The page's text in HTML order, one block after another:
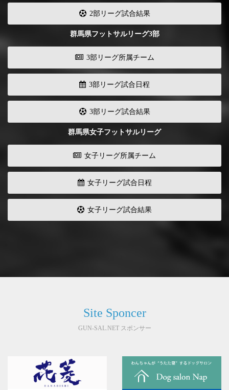
2部リーグ試合結果
群馬県フットサルリーグ3部
3部リーグ所属チーム
3部リーグ試合日程
3部リーグ試合結果
群馬県女子フットサルリーグ
女子リーグ所属チーム
女子リーグ試合日程
女子リーグ試合結果
Site Sponcer
GUN-SAL.NET スポンサー